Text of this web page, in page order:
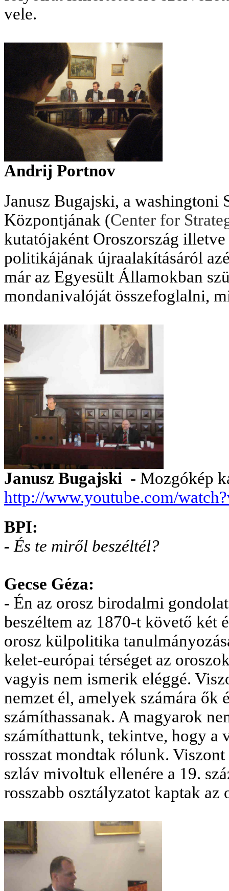
vele.
Andrij Portnov
Janusz Bugajski, a washingtoni
Központjának (Center for
kutatójaként Oroszország
politikájának újraalakításáról
már az Egyesült Államokban
mondanivalóját összefoglalni,
Janusz Bugajski - Mozgókép
http://www.youtube.com/
BPI:
- És te miről beszéltél?
Gecse Géza:
- Én az orosz birodalmi
beszéltem az 1870-t követő két
orosz külpolitika
kelet-európai térséget az
vagyis nem ismerik eléggé.
nemzet él, amelyek számára ők
számíthassanak. A magyarok
számíthattunk, tekintve, hogy a
rosszat mondtak rólunk.
szláv mivoltuk ellenére a 19.
rosszabb osztályzatot kaptak az